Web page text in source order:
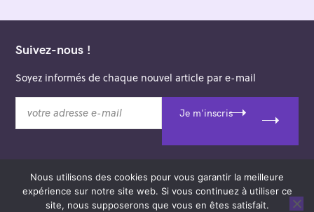
Suivez-nous !
Soyez informés de chaque nouvel article par e-mail
t
Je m'inscris
© 2026 Saint-Merry Hors-les-Murs.
Theme: Felt byPixelgrade.
Nous utilisons des cookies pour vous garantir la meilleure
expérience sur notre site web. Si vous continuez à utiliser ce
site, nous supposerons que vous en êtes satisfait.